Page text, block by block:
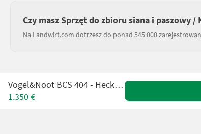
Czy masz Sprzęt do zbioru siana i paszowy
Na Landwirt.com dotrzesz do ponad 545 000
Vogel&Noot BCS 404 - Heckmähwerk
1.350 €